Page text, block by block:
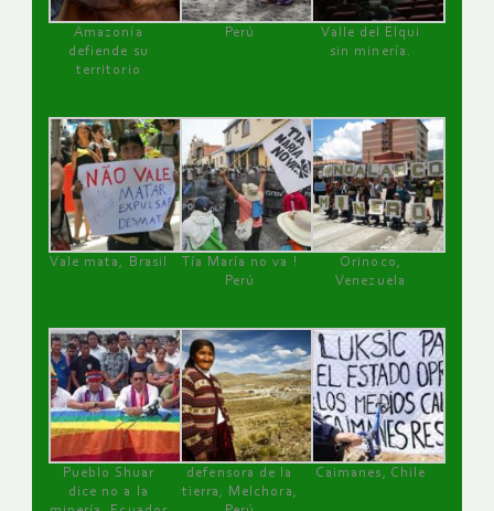
Amazonía
defiende su
territorio
Perú
Valle del Elqui
sin minería.
Vale mata, Brasil
Tía María no va !
Perú
Orinoco,
Venezuela
Pueblo Shuar
dice no a la
defensora de la
tierra, Melchora,
Caimanes, Chile